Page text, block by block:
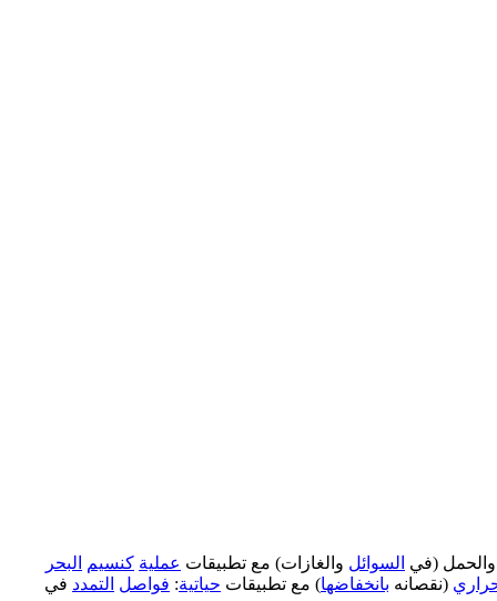
(في السوائل والغازات) مع تطبيقات عملية كنسيم
البحر
(نقصانه بانخفاضها) مع تطبيقات حياتية: فواصل التمدد في